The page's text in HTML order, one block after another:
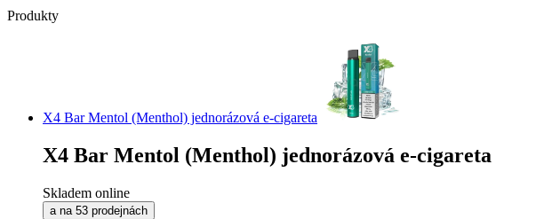
Produkty
X4 Bar Mentol (Menthol) jednorázová e-cigareta
X4 Bar Mentol (Menthol) jednorázová e-cigareta
Skladem online
a na 53 prodejnách